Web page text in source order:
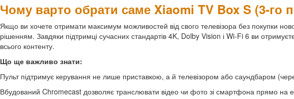
Чому варто обрати саме Xiaomi TV Box S (3-го
Якщо ви хочете отримати максимум можливостей від свого телевізора без покупки
рішенням. Завдяки підтримці сучасних стандартів 4K, Dolby Vision і Wi-Fi 6 ви
всього контенту.
Що ще важливо знати:
Пульт підтримує керування не лише приставкою, а й телевізором або саундбаром
Вбудований Chromecast дозволяє транслювати відео чи фото зі смартфона прямо на